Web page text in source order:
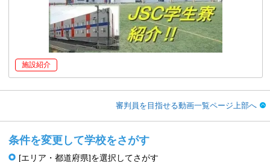
施設紹介
審判員を目指せる動画一覧ページ上部へ
条件を変更して学校をさがす
[エリア・都道府県]を選択してさがす